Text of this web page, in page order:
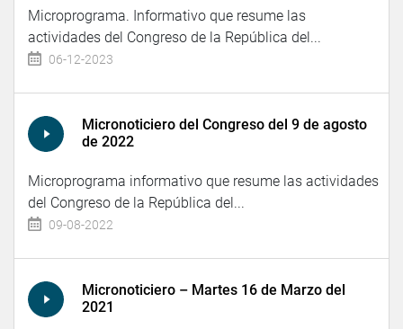
Microprograma. Informativo que resume las
actividades del Congreso de la República del...
06-12-2023
Micronoticiero del Congreso del 9 de agosto
de 2022
Microprograma informativo que resume las actividades
del Congreso de la República del...
09-08-2022
Micronoticiero – Martes 16 de Marzo del
2021